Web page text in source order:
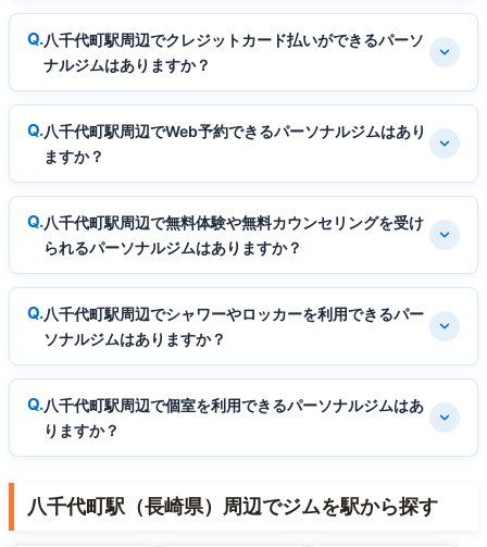
八千代町駅周辺でクレジットカード払いができるパーソ
ナルジムはありますか？
八千代町駅周辺でWeb予約できるパーソナルジムはあり
ますか？
八千代町駅周辺で無料体験や無料カウンセリングを受け
られるパーソナルジムはありますか？
八千代町駅周辺でシャワーやロッカーを利用できるパー
ソナルジムはありますか？
八千代町駅周辺で個室を利用できるパーソナルジムはあ
りますか？
八千代町駅（長崎県）周辺でジムを駅から探す